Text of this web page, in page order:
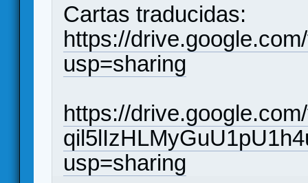
Cartas traducidas:
https://
usp=sharing
https://
usp=sharing